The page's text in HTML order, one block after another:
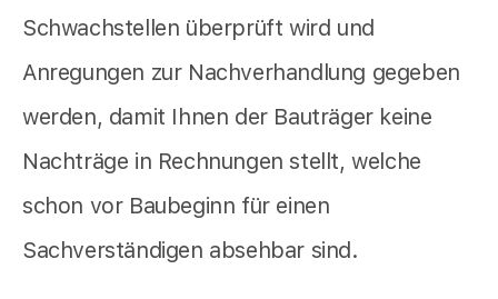
Schwachstellen überprüft wird und
Anregungen zur Nachverhandlung gegeben
werden, damit Ihnen der Bauträger keine
Nachträge in Rechnungen stellt, welche
schon vor Baubeginn für einen
Sachverständigen absehbar sind.